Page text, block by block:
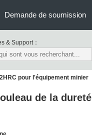
Demande de soumission
& Support：
pour l'équipement minier
de la dureté